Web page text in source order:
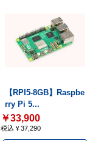
【RPI5-8GB】Raspbe
rry Pi 5...
￥33,900
税込￥37,290